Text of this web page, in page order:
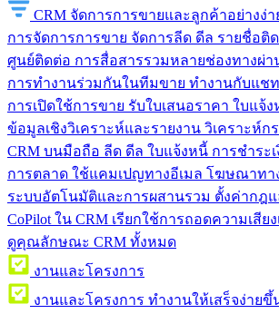
CRM จัดการการขายและลูกค้าอย่างง่า
การจัดการการขาย จัดการลีด ดีล รายชื่อติ
ศูนย์ติดต่อ การสื่อสารรวมหลายช่องทางผ่า
การทำงานร่วมกันในทีมขาย ทำงานกับแช
การเปิดใช้การขาย รับใบเสนอราคา ใบแจ้
ข้อมูลเชิงวิเคราะห์และรายงาน วิเคราะห์ก
CRM บนมือถือ ลีด ดีล ใบแจ้งหนี้ การชำร
การตลาด ใช้แคมเปญทางอีเมล โฆษณาทา
ระบบอัตโนมัติและการผสานรวม ตั้งค่ากฎแ
CoPilot ใน CRM เรียกใช้การถอดความเสี
ดูคุณลักษณะ CRM ทั้งหมด
งานและโครงการ
งานและโครงการ ทำงานให้เสร็จง่ายขึ้